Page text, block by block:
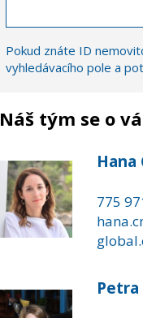
Pokud znáte ID
vyhledávacího pole a
Náš tým se o
Hana
775
Petra